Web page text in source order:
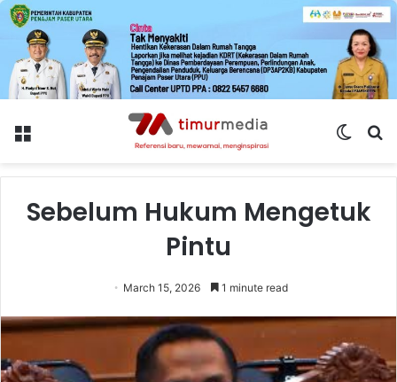
Menu
Switch
Sebelum Hukum Mengetuk
Pintu
March 15, 2026 1 minute read